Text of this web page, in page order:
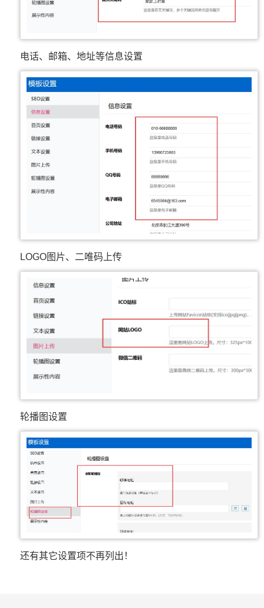
电话、邮箱、地址等信息设置
LOGO图片、二唯码上传
轮播图设置
还有其它设置项不再列出！